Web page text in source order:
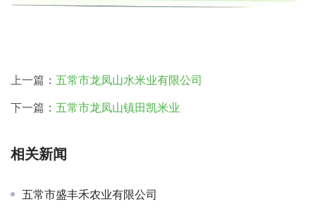
上一篇： 五常市龙凤山水米业有限公司
下一篇： 五常市龙凤山镇田凯米业
相关新闻
五常市盛丰禾农业有限公司